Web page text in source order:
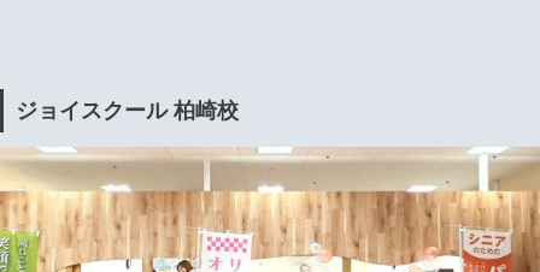
ジョイスクール 柏崎校